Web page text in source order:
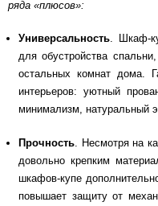
ряда «плюсов»:
Универсальность. Шкаф-
для обустройства
остальных комнат дома.
интерьеров: уютный
минимализм, натуральный
Прочность . Несмотря на
довольно крепким
шкафов-купе
повышает защиту от